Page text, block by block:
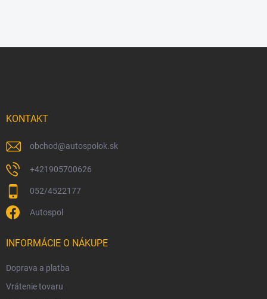
KONTAKT
obchod@autospolok.sk
+421905700626
052/4522177
Autospol
INFORMÁCIE O NÁKUPE
Doprava a platba
Vrátenie tovaru